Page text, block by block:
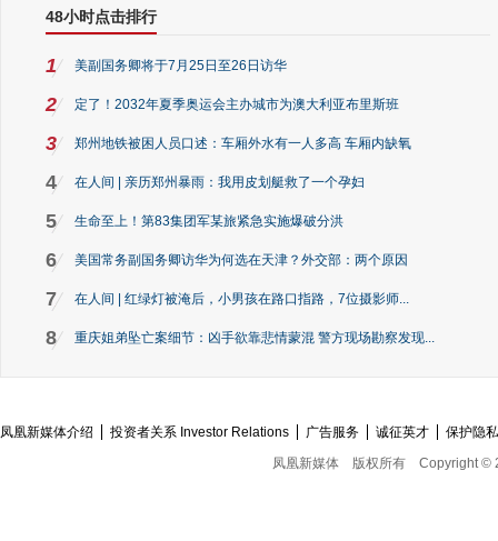
48小时点击排行
1 美副国务卿将于7月25日至26日访华
2 定了！2032年夏季奥运会主办城市为澳大利亚布里斯班
3 郑州地铁被困人员口述：车厢外水有一人多高 车厢内缺氧
4 在人间 | 亲历郑州暴雨：我用皮划艇救了一个孕妇
5 生命至上！第83集团军某旅紧急实施爆破分洪
6 美国常务副国务卿访华为何选在天津？外交部：两个原因
7 在人间 | 红绿灯被淹后，小男孩在路口指路，7位摄影师...
8 重庆姐弟坠亡案细节：凶手欲靠悲情蒙混 警方现场勘察发现...
凤凰新媒体介绍 投资者关系 Investor Relations 广告服务 诚征英才
保护隐
凤凰新媒体
版权所有 Copyright ©